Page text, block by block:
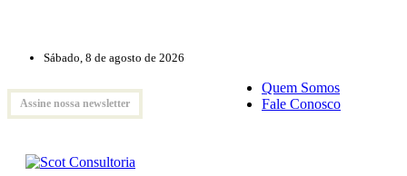
Sábado, 8 de agosto de 2026
Assine nossa newsletter
Quem Somos
Fale Conosco